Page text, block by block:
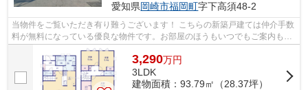
愛知県岡崎市福岡町字下高須48-2
当物件をご覧いただき有り難うございます！ こちらの新築戸建ては仲介手数
料が無料になっている優良な物件です。お部屋のほうもいつでもご案内もさ
せて頂きますのでお気軽にお問合せ下...
3,290万円
3LDK
建物面積：93.79㎡（28.37坪）